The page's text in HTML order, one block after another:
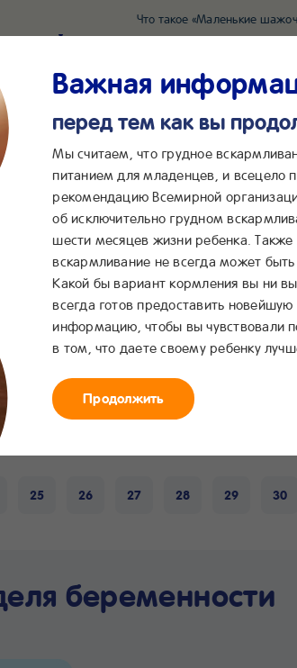
Что такое «Маленькие
новый суперсервис для отслеживания
*2055 Сообщения в
Бейбимания
Интернет-
магазин
Линия заботы
25 26 27 28 29 30
беременности
Важная
перед тем как вы
Мы считаем, что грудное
питанием для младенцев, и всецело
рекомендацию Всемирной
об исключительно грудном
шести месяцев жизни ребенка.
вскармливание не всегда может
Какой бы вариант кормления вы ни
всегда готов предоставить
информацию, чтобы вы чувствовали
в том, что даете своему ребенку
Продолжить